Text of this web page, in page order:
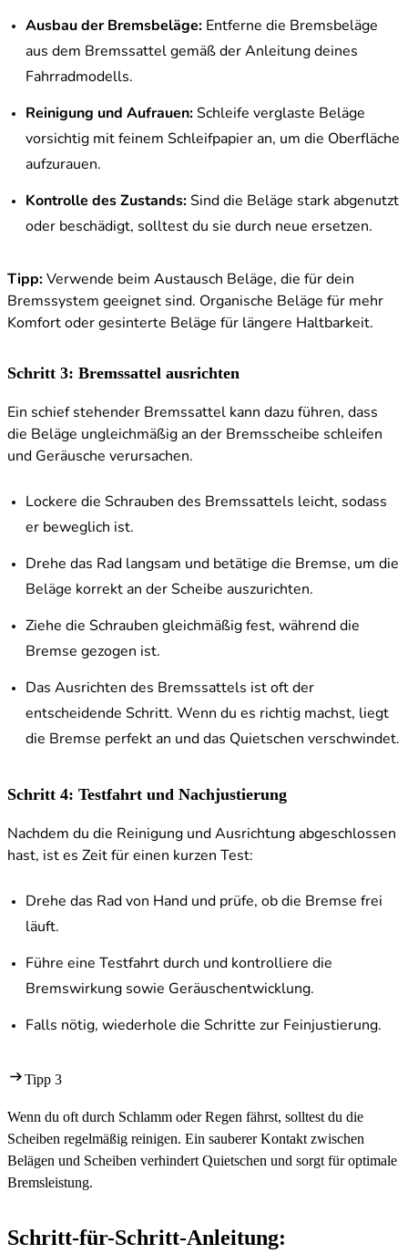
Ausbau der Bremsbeläge: Entferne die Bremsbeläge
aus dem Bremssattel gemäß der Anleitung deines
Fahrradmodells.
Reinigung und Aufrauen: Schleife verglaste Beläge
vorsichtig mit feinem Schleifpapier an, um die Oberfläche
aufzurauen.
Kontrolle des Zustands: Sind die Beläge stark abgenutzt
oder beschädigt, solltest du sie durch neue ersetzen.
Tipp: Verwende beim Austausch Beläge, die für dein
Bremssystem geeignet sind. Organische Beläge für mehr
Komfort oder gesinterte Beläge für längere Haltbarkeit.
Schritt 3: Bremssattel ausrichten
Ein schief stehender Bremssattel kann dazu führen, dass
die Beläge ungleichmäßig an der Bremsscheibe schleifen
und Geräusche verursachen.
Lockere die Schrauben des Bremssattels leicht, sodass
er beweglich ist.
Drehe das Rad langsam und betätige die Bremse, um die
Beläge korrekt an der Scheibe auszurichten.
Ziehe die Schrauben gleichmäßig fest, während die
Bremse gezogen ist.
Das Ausrichten des Bremssattels ist oft der
entscheidende Schritt. Wenn du es richtig machst, liegt
die Bremse perfekt an und das Quietschen verschwindet.
Schritt 4: Testfahrt und Nachjustierung
Nachdem du die Reinigung und Ausrichtung abgeschlossen
hast, ist es Zeit für einen kurzen Test:
Drehe das Rad von Hand und prüfe, ob die Bremse frei
läuft.
Führe eine Testfahrt durch und kontrolliere die
Bremswirkung sowie Geräuschentwicklung.
Falls nötig, wiederhole die Schritte zur Feinjustierung.
Tipp 3
Wenn du oft durch Schlamm oder Regen fährst, solltest du die
Scheiben regelmäßig reinigen. Ein sauberer Kontakt zwischen
Belägen und Scheiben verhindert Quietschen und sorgt für optimale
Bremsleistung.
Schritt-für-Schritt-Anleitung: